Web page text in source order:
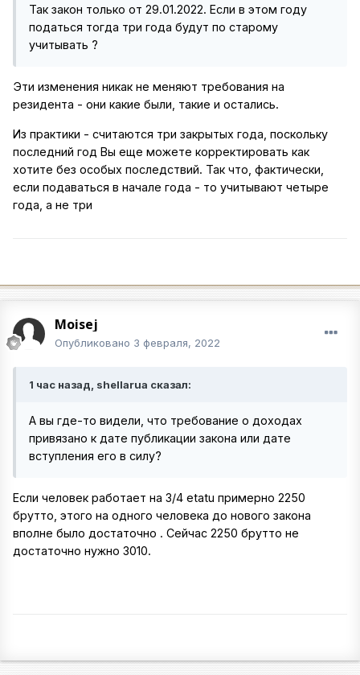
Так закон только от 29.01.2022. Если в этом году
податься тогда три года будут по старому
учитывать ?
Эти изменения никак не меняют требования на
резидента - они какие были, такие и остались.
Из практики - считаются три закрытых года, поскольку
последний год Вы еще можете корректировать как
хотите без особых последствий. Так что, фактически,
если подаваться в начале года - то учитывают четыре
года, а не три
Moisej
Опубликовано 3 февраля, 2022
1 час назад, shellarua сказал:
А вы где-то видели, что требование о доходах
привязано к дате публикации закона или дате
вступления его в силу?
Если человек работает на 3/4 etatu примерно 2250
брутто, этого на одного человека до нового закона
вполне было достаточно . Сейчас 2250 брутто не
достаточно нужно 3010.